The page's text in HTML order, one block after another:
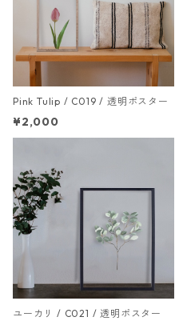
Pink Tulip / C019 / 透明ポスター
¥2,000
ユーカリ / C021 / 透明ポスター